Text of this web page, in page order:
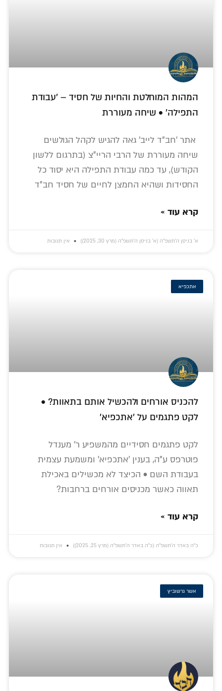
המהות המוחלטת והחיות של חסיד – 'עבודת
התפילה' • שיחה מעוררת
אתר 'חב"ד לייב' גאה להגיש לקהל הגולשים
שיחה מעוררת של הרבי הריי"צ (בתרגום ללשון
הקודש), עד כמה עבודת התפילה היא יסוד כל
החסידות ושהיא החמצן לחיים של חסיד חב"ד
קרא עוד »
א׳ בניסן ה׳תשפ״ה (א׳ בניסן ה׳תשפ״ה (מרץ 30, 2025)) אין תגובות
אתכפיא
להכניס אורחים ולהכשיל אותם בתאוות? •
לקט פתגמים על 'אתכפיא'
לקט פתגמים חסידיים מהמשפיע ר' מענדל
פוטרפס ע"ה, בענין 'אתכפיא' ומשמעת עצמית
בעבודת השם • הכיצד לא מכשילים באכילת
תאווה כאשר מכניסים אורחים ברחבות?
קרא עוד »
כ״ה באדר ה׳תשפ״ה (כ״ה באדר ה׳תשפ״ה (מרץ 25, 2025)) אין תגובות
אשר גרשוביץ